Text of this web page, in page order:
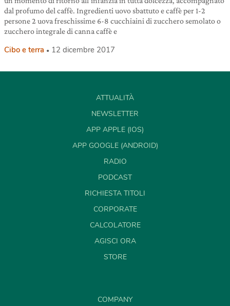
dal profumo del caffè. Ingredienti uovo sbattuto e caffè per 1-2
persone 2 uova freschissime 6-8 cucchiaini di zucchero semolato o
zucchero integrale di canna caffè e
Cibo e terra 12 dicembre 2017
ATTUALITÀ
NEWSLETTER
APP APPLE (IOS)
APP GOOGLE (ANDROID)
RADIO
PODCAST
RICHIESTA TITOLI
CORPORATE
CALCOLATORE
AGISCI ORA
STORE
COMPANY